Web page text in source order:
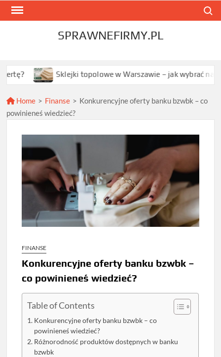
Skip
SPRAWNEFIRMY.PL
Sklejki topolowe w Warszawie – jak wybrać najlepszą
Home > Finanse > Konkurencyjne oferty banku bzwbk – co
powinieneś wiedzieć?
FINANSE
Konkurencyjne oferty banku bzwbk –
co powinieneś wiedzieć?
Table of Contents
Konkurencyjne oferty banku bzwbk – co
powinieneś wiedzieć?
Różnorodność produktów dostępnych w banku
bzwbk